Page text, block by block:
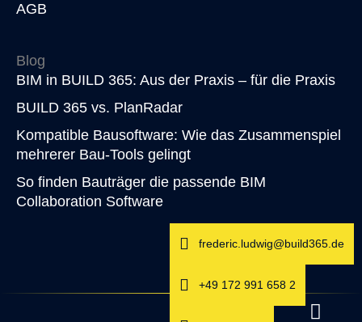
AGB
Blog
BIM in BUILD 365: Aus der Praxis – für die Praxis
BUILD 365 vs. PlanRadar
Kompatible Bausoftware: Wie das Zusammenspiel
mehrerer Bau-Tools gelingt
So finden Bauträger die passende BIM
Collaboration Software
frederic.ludwig@build365.de
+49 172 991 658 2